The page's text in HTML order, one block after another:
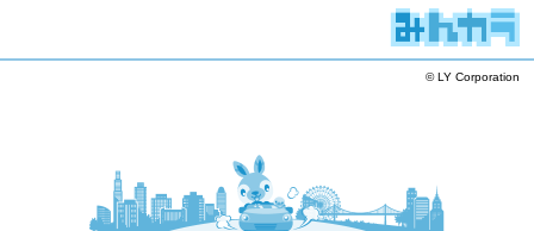
© LY Corporation